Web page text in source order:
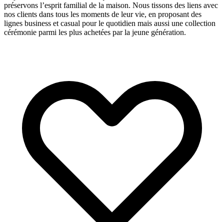
préservons l’esprit familial de la maison. Nous tissons des liens avec
nos clients dans tous les moments de leur vie, en proposant des
lignes business et casual pour le quotidien mais aussi une collection
cérémonie parmi les plus achetées par la jeune génération.